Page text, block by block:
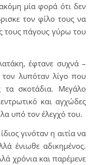
μία φορά ότι δεν
τον φίλο τους να
τους πάγους γύρω του
έφτανε συχνά –
λυπόταν λίγο που
τα σκοτάδια. Μεγάλο
και αγχώδες
υπό τον έλεγχό του.
γινόταν η αιτία να
ένιωθε αδικημένος.
χρόνια και παρέμενε